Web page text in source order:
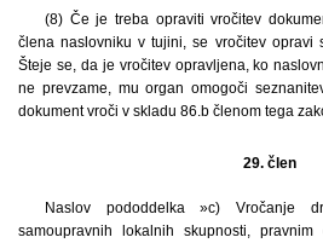
(8) Če je treba opraviti vročitev
člena naslovniku v tujini, se vročitev opravi
Šteje se, da je vročitev opravljena, ko
ne prevzame, mu organ omogoči
dokument vroči v skladu 86.b členom tega
29. člen
Naslov pododdelka »c) Vročanje
samoupravnih lokalnih skupnosti,